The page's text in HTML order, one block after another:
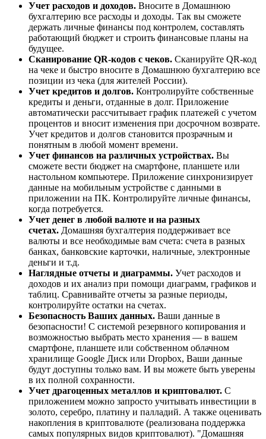
Учет расходов и доходов. Вносите в Домашнюю
бухгалтерию все расходы и доходы. Так вы сможете
держать личные финансы под контролем, составлять
работающий бюджет и строить финансовые планы на
будущее.
Сканирование QR-кодов с чеков. Сканируйте QR-код
на чеке и быстро вносите в Домашнюю бухгалтерию все
позиции из чека (для жителей России).
Учет кредитов и долгов. Контролируйте собственные
кредиты и деньги, отданные в долг. Приложение
автоматически рассчитывает график платежей с учетом
процентов и вносит изменения при досрочном возврате.
Учет кредитов и долгов становится прозрачным и
понятным в любой момент времени.
Учет финансов на различных устройствах. Вы
сможете вести бюджет на смартфоне, планшете или
настольном компьютере. Приложение синхронизирует
данные на мобильным устройстве с данными в
приложении на ПК. Контролируйте личные финансы,
когда потребуется.
Учет денег в любой валюте и на разных
счетах. Домашняя бухгалтерия поддерживает все
валюты и все необходимые вам счета: счета в разных
банках, банковские карточки, наличные, электронные
деньги и т.д.
Наглядные отчеты и диаграммы. Учет расходов и
доходов и их анализ при помощи диаграмм, графиков и
таблиц. Сравнивайте отчеты за разные периоды,
контролируйте остатки на счетах.
Безопасность Ваших данных. Ваши данные в
безопасности! С системой резервного копирования и
возможностью выбрать место хранения — в вашем
смартфоне, планшете или собственном облачном
хранилище Google Диск или Dropbox, Ваши данные
будут доступны только вам. И вы можете быть уверены
в их полной сохранности.
Учет драгоценных металлов и криптовалют. С
приложением можно запросто учитывать инвестиции в
золото, серебро, платину и палладий. А также оценивать
накопления в криптовалюте (реализована поддержка
самых популярных видов криптовалют). "Домашняя